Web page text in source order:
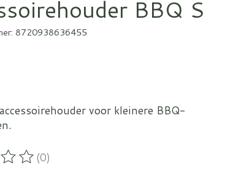
BBQ S
8720938636455
voor kleinere BBQ-
van dit product is
(0)